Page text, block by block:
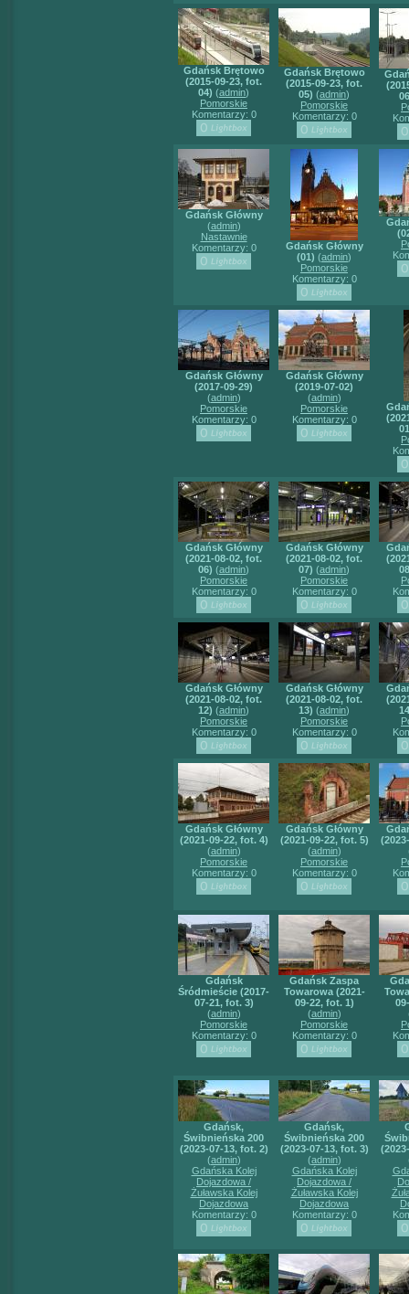
Gdańsk Brętowo
(2015-09-23, fot.
04) (admin)
Pomorskie
Komentarzy: 0
Gdańsk Brętowo
(2015-09-23, fot.
05) (admin)
Pomorskie
Komentarzy: 0
Gdańsk Główny
(admin)
Nastawnie
Komentarzy: 0
Gdańsk Główny
(01) (admin)
Pomorskie
Komentarzy: 0
Gdańsk Główny
(2017-09-29)
(admin)
Pomorskie
Komentarzy: 0
Gdańsk Główny
(2019-07-02)
(admin)
Pomorskie
Komentarzy: 0
Gdańsk Główny
(2021-08-02, fot.
06) (admin)
Pomorskie
Komentarzy: 0
Gdańsk Główny
(2021-08-02, fot.
07) (admin)
Pomorskie
Komentarzy: 0
Gdańsk Główny
(2021-08-02, fot.
12) (admin)
Pomorskie
Komentarzy: 0
Gdańsk Główny
(2021-08-02, fot.
13) (admin)
Pomorskie
Komentarzy: 0
Gdańsk Główny
(2021-09-22, fot. 4)
(admin)
Pomorskie
Komentarzy: 0
Gdańsk Główny
(2021-09-22, fot. 5)
(admin)
Pomorskie
Komentarzy: 0
Gdańsk
Śródmieście (2017-
07-21, fot. 3)
(admin)
Pomorskie
Komentarzy: 0
Gdańsk Zaspa
Towarowa (2021-
09-22, fot. 1)
(admin)
Pomorskie
Komentarzy: 0
Gdańsk,
Świbnieńska 200
(2023-07-13, fot. 2)
(admin)
Gdańska Kolej
Dojazdowa /
Żuławska Kolej
Dojazdowa
Komentarzy: 0
Gdańsk,
Świbnieńska 200
(2023-07-13, fot. 3)
(admin)
Gdańska Kolej
Dojazdowa /
Żuławska Kolej
Dojazdowa
Komentarzy: 0